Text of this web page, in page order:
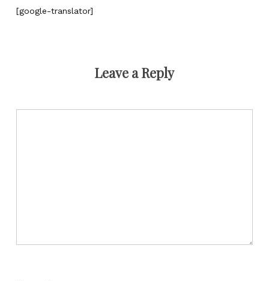
[google-translator]
Leave a Reply